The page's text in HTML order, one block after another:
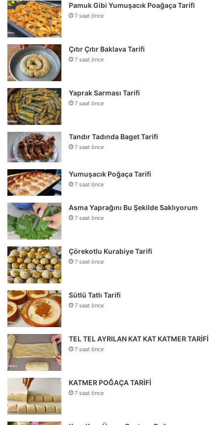
Pamuk Gibi Yumuşacık Poağaça Tarifi
7 saat önce
Çıtır Çıtır Baklava Tarifi
7 saat önce
Yaprak Sarması Tarifi
7 saat önce
Tandır Tadında Baget Tarifi
7 saat önce
Yumuşacık Poğaça Tarifi
7 saat önce
Asma Yaprağını Bu Şekilde Saklıyorum
7 saat önce
Çörekotlu Kurabiye Tarifi
7 saat önce
Sütlü Tatlı Tarifi
7 saat önce
TEL TEL AYRILAN KAT KAT KATMER TARİFİ
7 saat önce
KATMER POĞAÇA TARİFİ
7 saat önce